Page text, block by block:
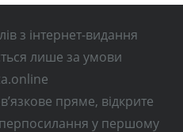
з інтернет-видання
лише за умови
пряме, відкрите
у першому